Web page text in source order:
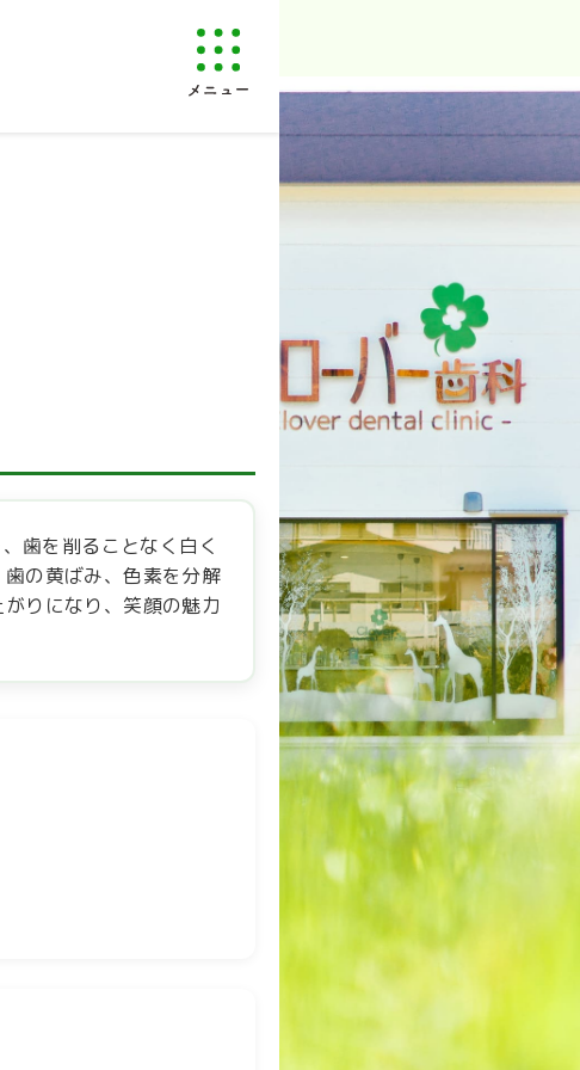
・ホーム対応、スーパーポリリン酸ホワイトニング採用
歯を削ることなく白く
の黄ばみ、色素を分解
りになり、笑顔の魅力